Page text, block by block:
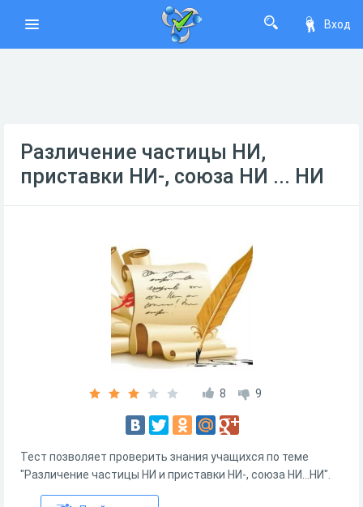
Вход
Различение частицы НИ,
приставки НИ-, союза НИ ... НИ
8 9
Тест позволяет проверить знания учащихся по теме
"Различение частицы НИ и приставки НИ-, союза НИ...НИ".